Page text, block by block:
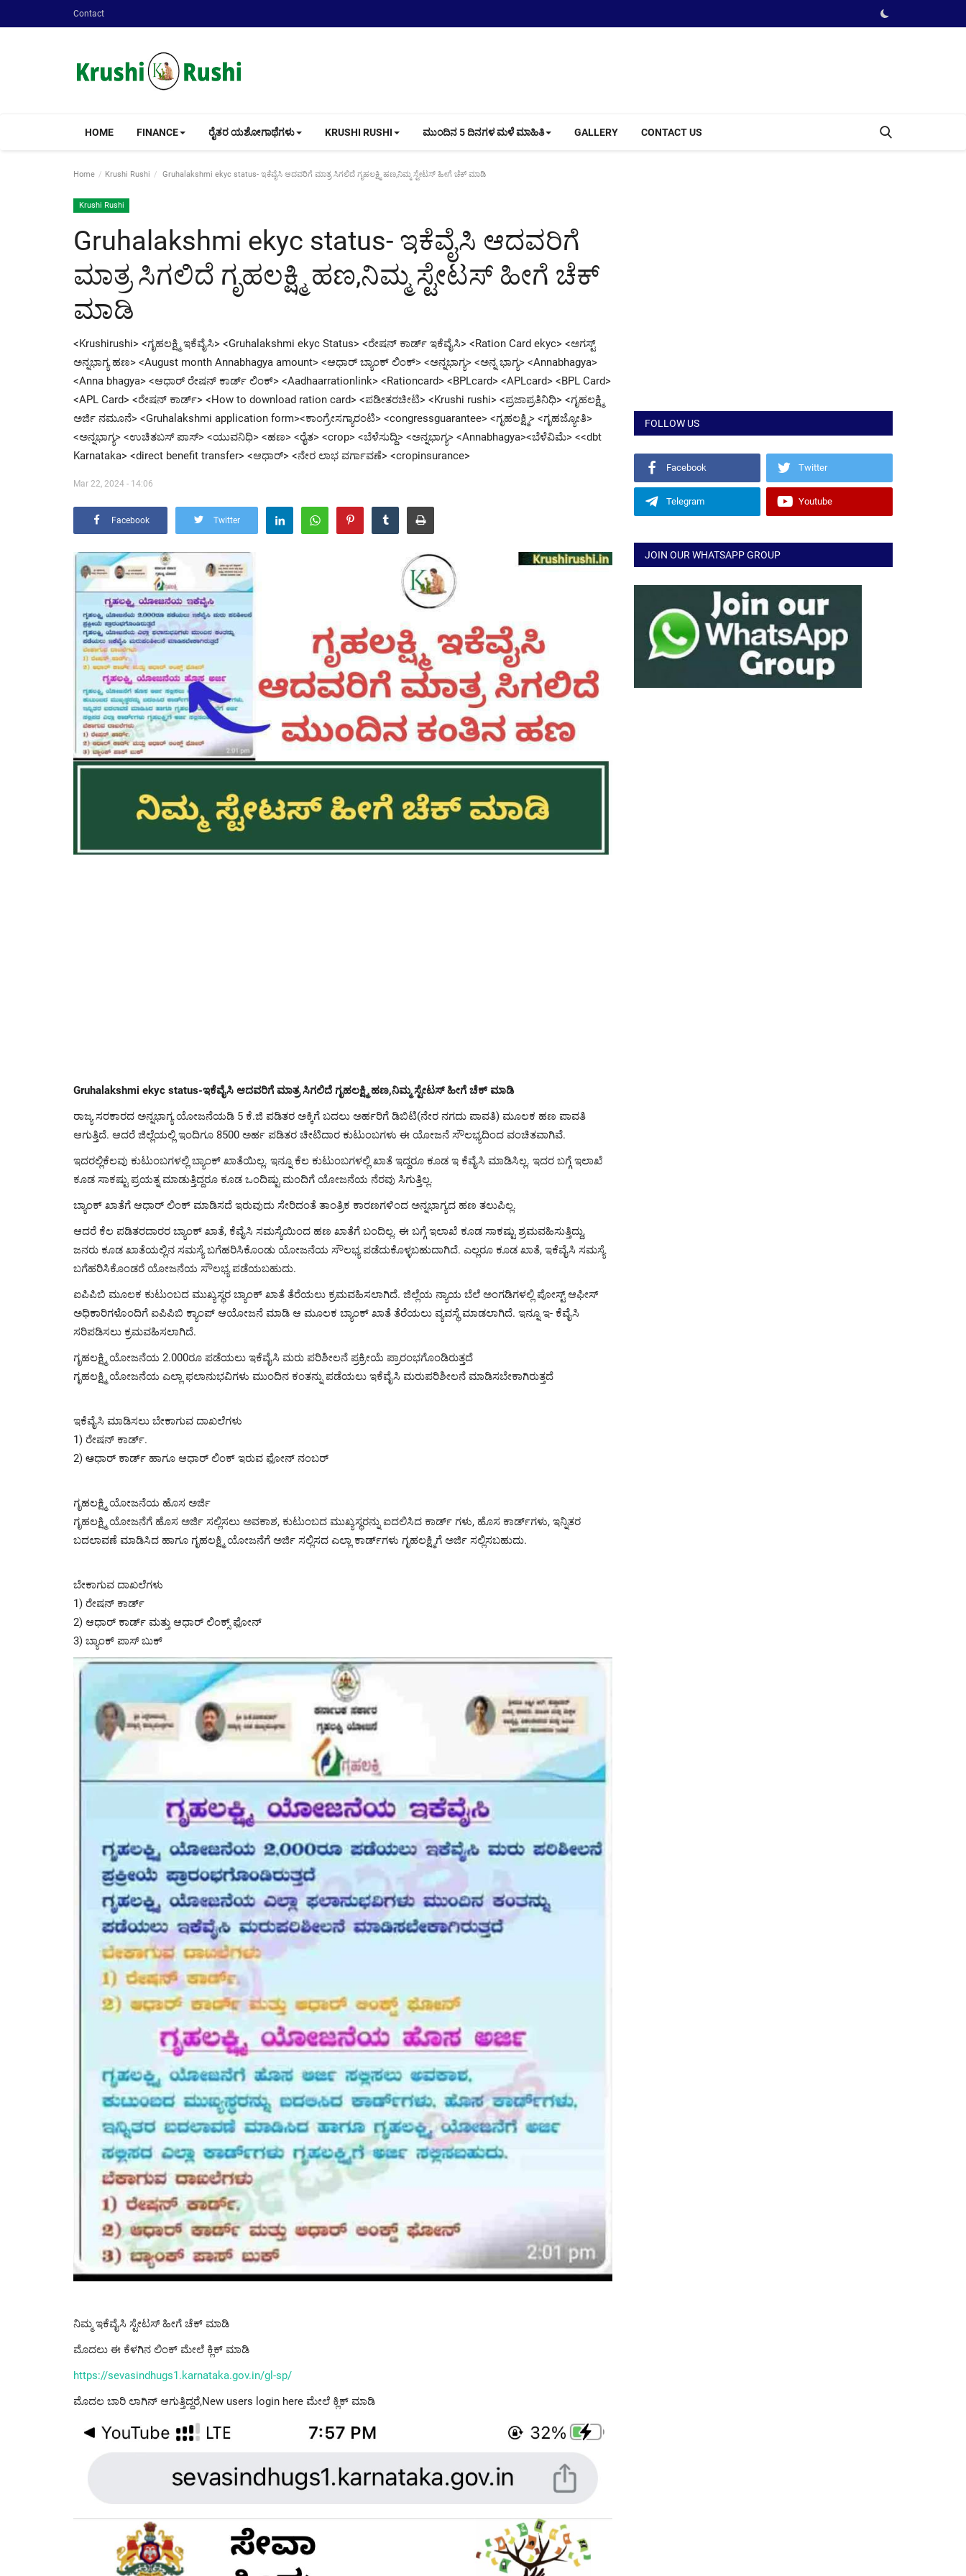
Contact
HOME FINANCE ರೈತರ ಯಶೋಗಾಥೆಗಳು KRUSHI RUSHI ಮುಂದಿನ 5 ದಿನಗಳ ಮಳೆ ಮಾಹಿತಿ GALLERY CONTACT US
Home Krushi Rushi Gruhalakshmi ekyc status- ಇಕೆವೈಸಿ ಆದವರಿಗೆ ಮಾತ್ರ ಸಿಗಲಿದೆ ಗೃಹಲಕ್ಷ್ಮಿ ಹಣ,ನಿಮ್ಮ ಸ್ಟೇಟಸ್ ಹೀಗೆ ಚೆಕ್ ಮಾಡಿ
Krushi Rushi
Gruhalakshmi ekyc status- ಇಕೆವೈಸಿ ಆದವರಿಗೆ
ಮಾತ್ರ ಸಿಗಲಿದೆ ಗೃಹಲಕ್ಷ್ಮಿ ಹಣ,ನಿಮ್ಮ ಸ್ಟೇಟಸ್ ಹೀಗೆ ಚೆಕ್
ಮಾಡಿ
<Krushirushi> <ಗೃಹಲಕ್ಷ್ಮಿ ಇಕೆವೈಸಿ> <Gruhalakshmi ekyc Status> <ರೇಷನ್ ಕಾರ್ಡ್ ಇಕೆವೈಸಿ> <Ration Card ekyc> <ಅಗಸ್ಟ್
ಅನ್ನಭಾಗ್ಯ ಹಣ> <August month Annabhagya amount> <ಆಧಾರ್ ಬ್ಯಾಂಕ್ ಲಿಂಕ್> <ಅನ್ನಭಾಗ್ಯ> <ಅನ್ನ ಭಾಗ್ಯ> <Annabhagya>
<Anna bhagya> <ಆಧಾರ್ ರೇಷನ್ ಕಾರ್ಡ್ ಲಿಂಕ್> <Aadhaarrationlink> <Rationcard> <BPLcard> <APLcard> <BPL Card>
<APL Card> <ರೇಷನ್ ಕಾರ್ಡ್> <How to download ration card> <ಪಡೀತರಚೀಟಿ> <Krushi rushi> <ಪ್ರಜಾಪ್ರತಿನಿಧಿ> <ಗೃಹಲಕ್ಷ್ಮಿ
ಅರ್ಜಿ ನಮೂನೆ> <Gruhalakshmi application form><ಕಾಂಗ್ರೇಸಗ್ಯಾರಂಟಿ> <congressguarantee> <ಗೃಹಲಕ್ಷ್ಮಿ> <ಗೃಹಜ್ಯೋತಿ>
<ಅನ್ನಭಾಗ್ಯ> <ಉಚಿತಬಸ್ ಪಾಸ್> <ಯುವನಿಧಿ> <ಹಣ> <ರೈತ> <crop> <ಬೆಳೆಸುದ್ದಿ> <ಅನ್ನಭಾಗ್ಯ> <Annabhagya><ಬೆಳೆವಿಮೆ> <<dbt
Karnataka> <direct benefit transfer> <ಆಧಾರ್> <ನೇರ ಲಾಭ ವರ್ಗಾವಣೆ> <cropinsurance>
Mar 22, 2024 - 14:06
Facebook Twitter
Gruhalakshmi ekyc status-ಇಕೆವೈಸಿ ಆದವರಿಗೆ ಮಾತ್ರ ಸಿಗಲಿದೆ ಗೃಹಲಕ್ಷ್ಮಿ ಹಣ,ನಿಮ್ಮ ಸ್ಟೇಟಸ್ ಹೀಗೆ ಚೆಕ್ ಮಾಡಿ
ರಾಜ್ಯ ಸರಕಾರದ ಅನ್ನಭಾಗ್ಯ ಯೋಜನೆಯಡಿ 5 ಕೆ.ಜಿ ಪಡಿತರ ಅಕ್ಕಿಗೆ ಬದಲು ಅರ್ಹರಿಗೆ ಡಿಬಿಟಿ(ನೇರ ನಗದು ಪಾವತಿ) ಮೂಲಕ ಹಣ ಪಾವತಿ
ಆಗುತ್ತಿದೆ. ಆದರೆ ಜಿಲ್ಲೆಯಲ್ಲಿ ಇಂದಿಗೂ 8500 ಅರ್ಹ ಪಡಿತರ ಚೀಟಿದಾರ ಕುಟುಂಬಗಳು ಈ ಯೋಜನೆ ಸೌಲಭ್ಯದಿಂದ ವಂಚಿತವಾಗಿವೆ.
ಇದರಲ್ಲಿಕೆಲವು ಕುಟುಂಬಗಳಲ್ಲಿ ಬ್ಯಾಂಕ್‌ ಖಾತೆಯಿಲ್ಲ. ಇನ್ನೂ ಕೆಲ ಕುಟುಂಬಗಳಲ್ಲಿ ಖಾತೆ ಇದ್ದರೂ ಕೂಡ ಇ ಕೆವೈಸಿ ಮಾಡಿಸಿಲ್ಲ. ಇದರ ಬಗ್ಗೆ ಇಲಾಖೆ
ಕೂಡ ಸಾಕಷ್ಟು ಪ್ರಯತ್ನ ಮಾಡುತ್ತಿದ್ದರೂ ಕೂಡ ಒಂದಿಷ್ಟು ಮಂದಿಗೆ ಯೋಜನೆಯ ನೆರವು ಸಿಗುತ್ತಿಲ್ಲ.
ಬ್ಯಾಂಕ್‌ ಖಾತೆಗೆ ಆಧಾರ್‌ ಲಿಂಕ್‌ ಮಾಡಿಸದೆ ಇರುವುದು ಸೇರಿದಂತೆ ತಾಂತ್ರಿಕ ಕಾರಣಗಳಿಂದ ಅನ್ನಭಾಗ್ಯದ ಹಣ ತಲುಪಿಲ್ಲ.
ಆದರೆ ಕೆಲ ಪಡಿತರದಾರರ ಬ್ಯಾಂಕ್‌ ಖಾತೆ, ಕೆವೈಸಿ ಸಮಸ್ಯೆಯಿಂದ ಹಣ ಖಾತೆಗೆ ಬಂದಿಲ್ಲ. ಈ ಬಗ್ಗೆ ಇಲಾಖೆ ಕೂಡ ಸಾಕಷ್ಟು ಶ್ರಮವಹಿಸುತ್ತಿದ್ದು,
ಜನರು ಕೂಡ ಖಾತೆಯಲ್ಲಿನ ಸಮಸ್ಯೆ ಬಗೆಹರಿಸಿಕೊಂಡು ಯೋಜನೆಯ ಸೌಲಭ್ಯ ಪಡೆದುಕೊಳ್ಳಬಹುದಾಗಿದೆ. ಎಲ್ಲರೂ ಕೂಡ ಖಾತೆ, ಇಕೆವೈಸಿ ಸಮಸ್ಯೆ
ಬಗೆಹರಿಸಿಕೊಂಡರೆ ಯೋಜನೆಯ ಸೌಲಭ್ಯ ಪಡೆಯಬಹುದು.
ಐಪಿಪಿಬಿ ಮೂಲಕ ಕುಟುಂಬದ ಮುಖ್ಯಸ್ಥರ ಬ್ಯಾಂಕ್‌ ಖಾತೆ ತೆರೆಯಲು ಕ್ರಮವಹಿಸಲಾಗಿದೆ. ಜಿಲ್ಲೆಯ ನ್ಯಾಯ ಬೆಲೆ ಅಂಗಡಿಗಳಲ್ಲಿ ಪೋಸ್ಟ್‌ ಆಫೀಸ್‌
ಅಧಿಕಾರಿಗಳೊಂದಿಗೆ ಐಪಿಪಿಬಿ ಕ್ಯಾಂಪ್‌ ಆಯೋಜನೆ ಮಾಡಿ ಆ ಮೂಲಕ ಬ್ಯಾಂಕ್‌ ಖಾತೆ ತೆರೆಯಲು ವ್ಯವಸ್ಥೆ ಮಾಡಲಾಗಿದೆ. ಇನ್ನೂ ಇ- ಕೆವೈಸಿ
ಸರಿಪಡಿಸಲು ಕ್ರಮವಹಿಸಲಾಗಿದೆ.
ಗೃಹಲಕ್ಷ್ಮಿ ಯೋಜನೆಯ 2.000ರೂ ಪಡೆಯಲು ಇಕೆವೈಸಿ ಮರು ಪರಿಶೀಲನೆ ಪ್ರಕ್ರೀಯೆ ಪ್ರಾರಂಭಗೊಂಡಿರುತ್ತದೆ
ಗೃಹಲಕ್ಷ್ಮಿ ಯೋಜನೆಯ ಎಲ್ಲಾ ಫಲಾನುಭವಿಗಳು ಮುಂದಿನ ಕಂತನ್ನು ಪಡೆಯಲು ಇಕೆವೈಸಿ ಮರುಪರಿಶೀಲನೆ ಮಾಡಿಸಬೇಕಾಗಿರುತ್ತದೆ
ಇಕೆವೈಸಿ ಮಾಡಿಸಲು ಬೇಕಾಗುವ ದಾಖಲೆಗಳು
1) ರೇಷನ್ ಕಾರ್ಡ್.
2) ఆಧಾರ್ ಕಾರ್ಡ್ ಹಾಗೂ ಆಧಾರ್ ಲಿಂಕ್ ಇರುವ ಫೋನ್ ನಂಬರ್
ಗೃಹಲಕ್ಷ್ಮಿ ಯೋಜನೆಯ ಹೊಸ ಅರ್ಜಿ
ಗೃಹಲಕ್ಷ್ಮಿ ಯೋಜನೆಗೆ ಹೊಸ ಅರ್ಜಿ ಸಲ್ಲಿಸಲು ಅವಕಾಶ, ಕುಟುಂಬದ ಮುಖ್ಯಸ್ಥರನ್ನು ಐದಲಿಸಿದ ಕಾರ್ಡ್‌ ಗಳು, ಹೊಸ ಕಾರ್ಡ್‌ಗಳು, ಇನ್ನಿತರ
ಬದಲಾವಣೆ ಮಾಡಿಸಿದ ಹಾಗೂ ಗೃಹಲಕ್ಷ್ಮಿ ಯೋಜನೆಗೆ ಅರ್ಜಿ ಸಲ್ಲಿಸದ ಎಲ್ಲಾ ಕಾರ್ಡ್‌ಗಳು ಗೃಹಲಕ್ಷ್ಮಿಗೆ ಅರ್ಜಿ ಸಲ್ಲಿಸಬಹುದು.
ಬೇಕಾಗುವ ದಾಖಲೆಗಳು
1) ರೇಷನ್ ಕಾರ್ಡ್
2) ಆಧಾರ್ ಕಾರ್ಡ್ ಮತ್ತು ಆಧಾರ್ ಲಿಂಕ್ಸ್ ಫೋನ್
3) ಬ್ಯಾಂಕ್ ಪಾಸ್ ಬುಕ್
ನಿಮ್ಮ ಇಕೆವೈಸಿ ಸ್ಟೇಟಸ್ ಹೀಗೆ ಚೆಕ್ ಮಾಡಿ
ಮೊದಲು ಈ ಕೆಳಗಿನ ಲಿಂಕ್ ಮೇಲೆ ಕ್ಲಿಕ್ ಮಾಡಿ
https://sevasindhugs1.karnataka.gov.in/gl-sp/
ಮೊದಲ ಬಾರಿ ಲಾಗಿನ್ ಆಗುತ್ತಿದ್ದರೆ,New users login here ಮೇಲೆ ಕ್ಲಿಕ್ ಮಾಡಿ
FOLLOW US
Facebook Twitter
Telegram Youtube
JOIN OUR WHATSAPP GROUP